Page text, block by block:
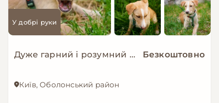
У добрі руки
Дуже гарний і розумний цуцик мріє про родину! Безкоштовно
Київ, Оболонський район